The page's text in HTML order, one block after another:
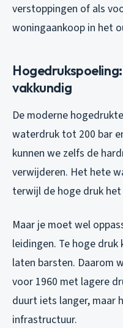
verstoppingen of als
woningaankoop in het
vakkundig
De moderne
waterdruk tot 200 bar
kunnen we zelfs de
verwijderen. Het hete
terwijl de hoge druk
Maar je moet wel
leidingen. Te hoge
laten barsten. Daarom
voor 1960 met lagere
duurt iets langer, maar
infrastructuur.